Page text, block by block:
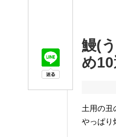
鰻(
め
土用の丑
やっぱり